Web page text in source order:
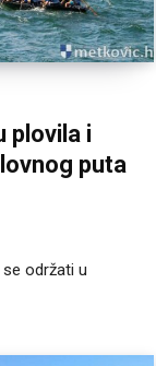
plovila i
puta
održati u